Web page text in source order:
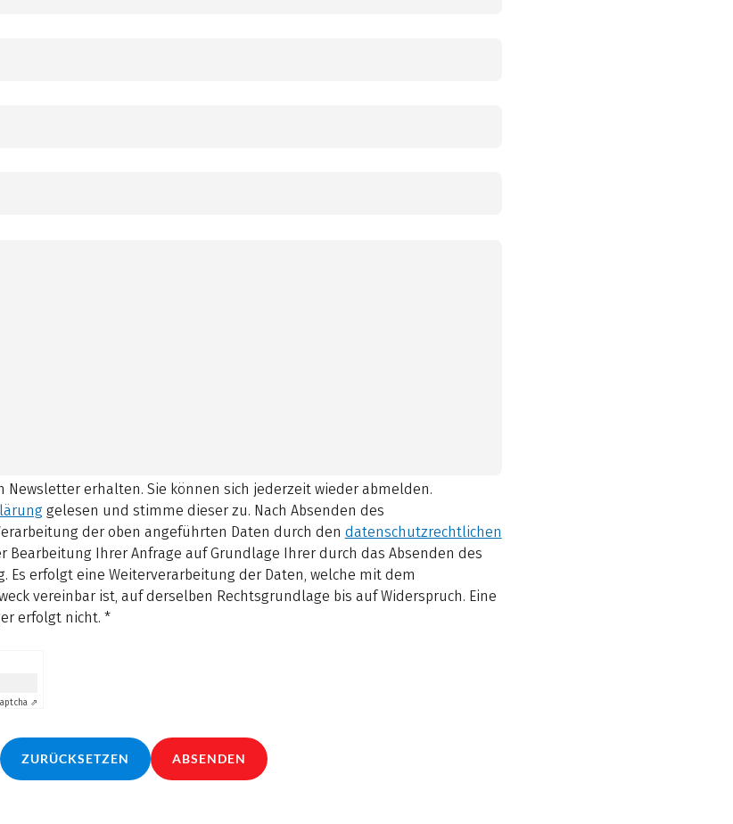
Newsletter erhalten. Sie können sich jederzeit wieder abmelden.
gelesen und stimme dieser zu. Nach Absenden des
der oben angeführten Daten durch den datenschutzrechtlichen
Bearbeitung Ihrer Anfrage auf Grundlage Ihrer durch das Absenden des
Es erfolgt eine Weiterverarbeitung der Daten, welche mit dem
vereinbar ist, auf derselben Rechtsgrundlage bis auf Widerspruch. Eine
erfolgt nicht. *
⇗
ZURÜCKSETZEN ABSENDEN